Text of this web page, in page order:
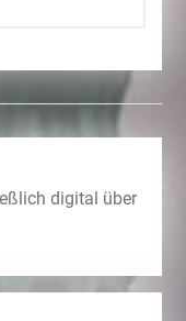
digital über